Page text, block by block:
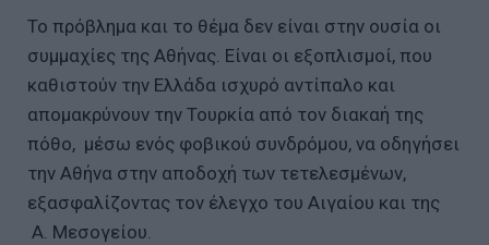
Το πρόβλημα και το θέμα δεν είναι στην ουσία οι
συμμαχίες της Αθήνας. Είναι οι εξοπλισμοί, που
καθιστούν την Ελλάδα ισχυρό αντίπαλο και
απομακρύνουν την Τουρκία από τον διακαή της
πόθο, μέσω ενός φοβικού συνδρόμου, να οδηγήσει
την Αθήνα στην αποδοχή των τετελεσμένων,
εξασφαλίζοντας τον έλεγχο του Αιγαίου και της
Α. Μεσογείου.